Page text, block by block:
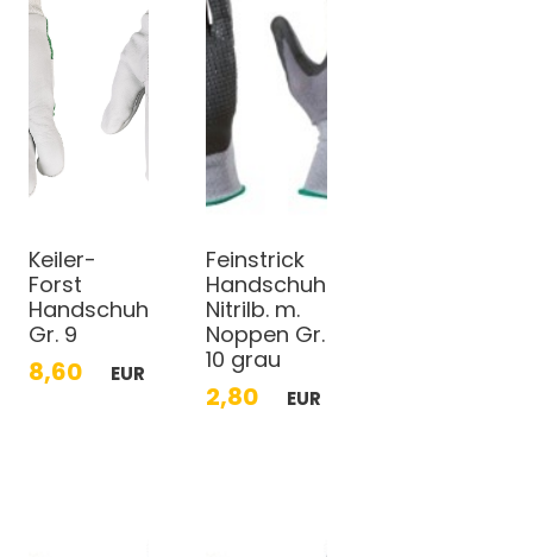
Keiler-
Forst
Handschuh
Gr. 9
8,60 EUR
Feinstrick
Handschuh
Nitrilb. m.
Noppen Gr.
10 grau
2,80 EUR